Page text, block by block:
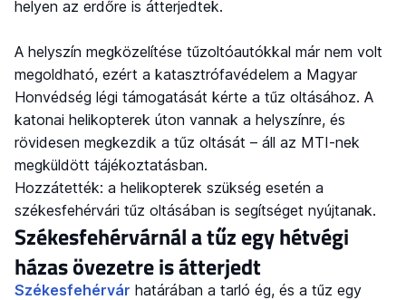
helyen az erdőre is átterjedtek.
A helyszín megközelítése tűzoltóautókkal már nem volt
megoldható, ezért a katasztrófavédelem a Magyar
Honvédség légi támogatását kérte a tűz oltásához. A
katonai helikopterek úton vannak a helyszínre, és
rövidesen megkezdik a tűz oltását – áll az MTI-nek
megküldött tájékoztatásban.
Hozzátették: a helikopterek szükség esetén a
székesfehérvári tűz oltásában is segítséget nyújtanak.
Székesfehérvárnál a tűz egy hétvégi
házas övezetre is átterjedt
Székesfehérvár határában a tarló ég, és a tűz egy